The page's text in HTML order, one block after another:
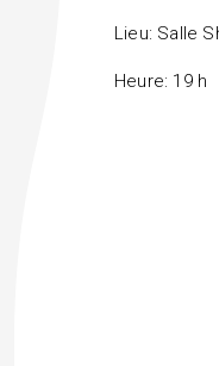
Lieu: Salle
Heure: 19 h